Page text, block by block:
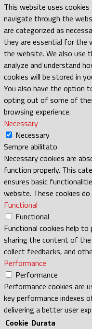
This website uses
navigate through the
are categorized as
they are essential for the
the website. We also use
analyze and understand
cookies will be stored in
You also have the option
opting out of some of
browsing experience.
Necessary
Necessary
Sempre abilitato
Necessary cookies are
function properly. This
ensures basic
website. These cookies
Functional
Functional
Functional cookies help
sharing the content of
collect feedbacks, and
Performance
Performance
Performance cookies are
key performance indexes
delivering a better user
Cookie Durata